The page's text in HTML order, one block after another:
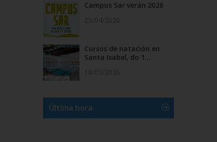
Campus Sar verán 2026
Cursos de natación en
Santa Isabel, do 1...
Última hora